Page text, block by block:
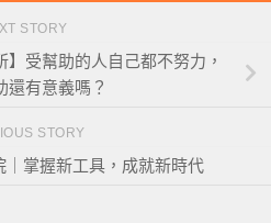
STORY
受幫助的人自己都不努力，
還有意義嗎？
STORY
｜掌握新工具，成就新時代